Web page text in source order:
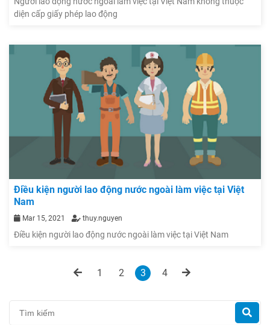
diện cấp giấy phép lao động
Điều kiện người lao động nước ngoài làm việc tại Việt
Nam
Mar 15, 2021 thuy.nguyen
Điều kiện người lao động nước ngoài làm việc tại Việt Nam
1 2 3 4